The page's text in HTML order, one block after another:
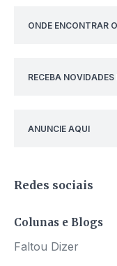
ONDE ENCONTRAR
RECEBA NOVIDADES
ANUNCIE AQUI
Redes sociais
Colunas e Blogs
Faltou Dizer